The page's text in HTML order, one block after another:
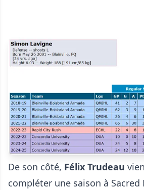
De son côté, Félix Trudeau
compléter une saison à Sacred